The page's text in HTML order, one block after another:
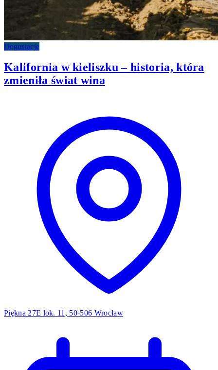
Degustacje
Kalifornia w kieliszku – historia, która
zmieniła świat wina
Piękna 27E lok. 11, 50-506 Wrocław